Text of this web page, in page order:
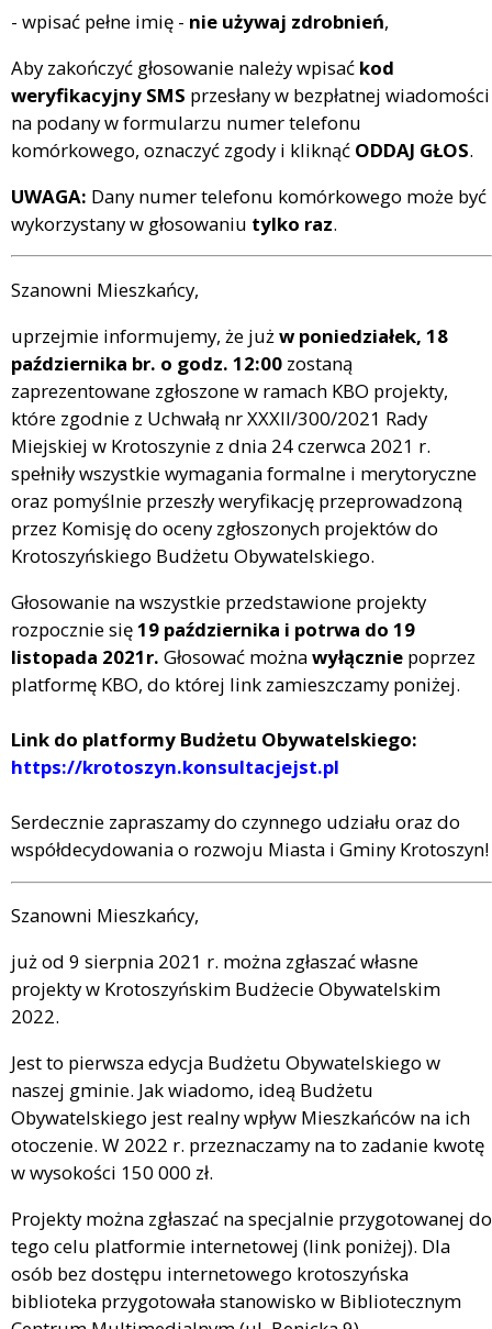
- wpisać pełne imię - nie używaj zdrobnień,
Aby zakończyć głosowanie należy wpisać kod
weryfikacyjny SMS przesłany w bezpłatnej wiadomości
na podany w formularzu numer telefonu
komórkowego, oznaczyć zgody i kliknąć ODDAJ GŁOS.
UWAGA: Dany numer telefonu komórkowego może być
wykorzystany w głosowaniu tylko raz.
Szanowni Mieszkańcy,
uprzejmie informujemy, że jużw poniedziałek, 18
października br. o godz. 12:00 zostaną
zaprezentowane zgłoszone w ramach KBO projekty,
które zgodnie z Uchwałą nr XXXII/300/2021 Rady
Miejskiej w Krotoszynie z dnia 24 czerwca 2021 r.
spełniły wszystkie wymagania formalne i merytoryczne
oraz pomyślnie przeszły weryfikację przeprowadzoną
przez Komisję do oceny zgłoszonych projektów do
Krotoszyńskiego Budżetu Obywatelskiego.
Głosowanie na wszystkie przedstawione projekty
rozpocznie się19 października i potrwa do 19
listopada 2021r. Głosować możnawyłącznie poprzez
platformę KBO, do której link zamieszczamy poniżej.
Link do platformy Budżetu Obywatelskiego:
https://krotoszyn.konsultacjejst.pl
Serdecznie zapraszamy do czynnego udziału oraz do
współdecydowania o rozwoju Miasta i Gminy Krotoszyn!
Szanowni Mieszkańcy,
już od 9 sierpnia 2021 r. można zgłaszać własne
projekty w Krotoszyńskim Budżecie Obywatelskim
2022.
Jest to pierwsza edycja Budżetu Obywatelskiego w
naszej gminie. Jak wiadomo, ideą Budżetu
Obywatelskiego jest realny wpływ Mieszkańców na ich
otoczenie. W 2022 r. przeznaczamy na to zadanie kwotę
w wysokości 150 000 zł.
Projekty można zgłaszać na specjalnie przygotowanej do
tego celu platformie internetowej (link poniżej). Dla
osób bez dostępu internetowego krotoszyńska
biblioteka przygotowała stanowisko w Bibliotecznym